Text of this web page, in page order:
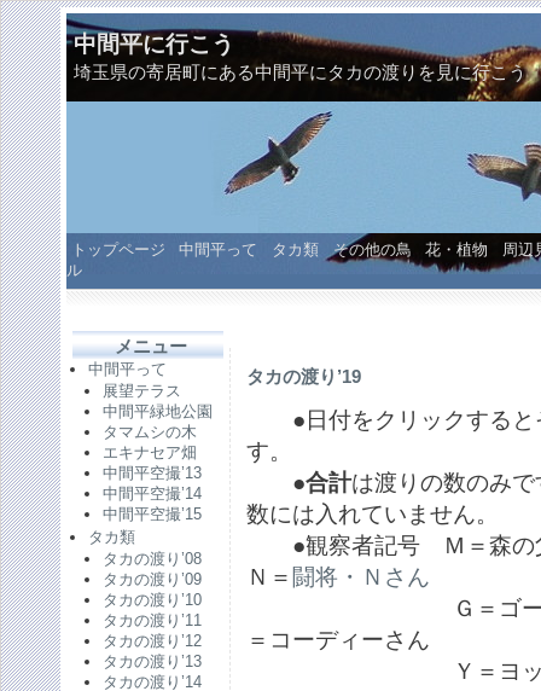
中間平に行こう
埼玉県の寄居町にある中間平にタカの渡りを見に行こう
トップページ 中間平って タカ類 その他の鳥 花・植物
周辺
ル
メニュー
中間平って
展望テラス
中間平緑地公園
タマムシの木
エキナセア畑
中間平空撮’13
中間平空撮’14
中間平空撮’15
タカ類
タカの渡り’08
タカの渡り’09
タカの渡り’10
タカの渡り’11
タカの渡り’12
タカの渡り’13
タカの渡り’14
タカの渡り’19
●日付をクリックすると
す。
●合計は渡りの数のみ
数には入れていません。
●観察者記号 Ｍ＝森の
Ｎ＝ 闘将・Ｎさん
Ｇ＝ゴーリキー
＝コーディーさん
Ｙ＝ヨッシーさ